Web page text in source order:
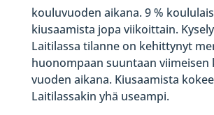
kouluvuoden aikana. 9 %
kiusaamista jopa viikoittain.
Laitilassa tilanne on kehittynyt
huonompaan suuntaan viimeisen
vuoden aikana. Kiusaamista
Laitilassakin yhä useampi.